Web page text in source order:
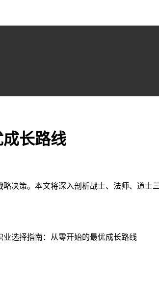
长路线
决策。本文将深入剖析战士、法师、道士